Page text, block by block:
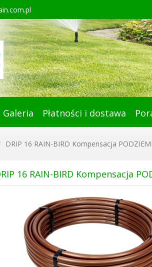
Galeria Płatności i dostawa
DRIP 16 RAIN-BIRD Kompensacja
16 RAIN-BIRD Kompensacja